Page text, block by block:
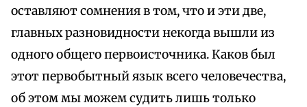
оставляют сомнения в том, что и эти две,
главных разновидности некогда вышли из
одного общего первоисточника. Каков был
этот первобытный язык всего человечества,
об этом мы можем судить лишь только